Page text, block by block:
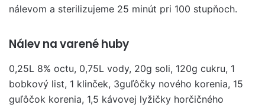
nálevom a sterilizujeme 25 minút pri 100 stupňoch.
Nálev na varené huby
0,25L 8% octu, 0,75L vody, 20g soli, 120g cukru, 1
bobkový list, 1 klinček, 3guľôčky nového korenia, 15
guľôčok korenia, 1,5 kávovej lyžičky horčičného